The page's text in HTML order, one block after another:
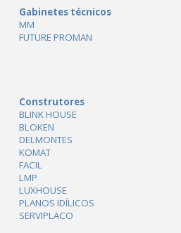
Gabinetes técnicos
MM
FUTURE PROMAN
Construtores
BLINK HOUSE
BLOKEN
DELMONTES
KOMAT
FACIL
LMP
LUXHOUSE
PLANOS IDÍLICOS
SERVIPLACO